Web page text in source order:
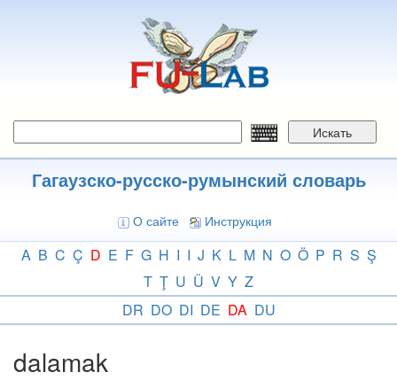
Искать
Гагаузско-русско-румынский словарь
О сайте Инструкция
A B C Ç D E F G H I I J K L M N O Ö P R S Ş
T Ţ U Ü V Y Z
DR DO DI DE DA DU
dalamak